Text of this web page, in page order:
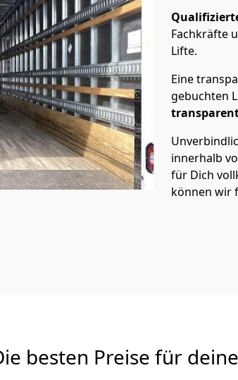
Fachkräfte
Lifte.
Eine
gebuchten
innerhalb
für Dich
können wir
besten Preise für